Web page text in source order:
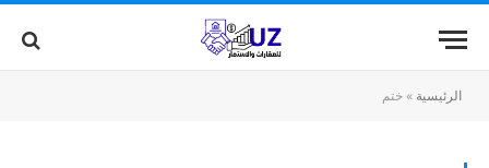
الرئيسية »ختم